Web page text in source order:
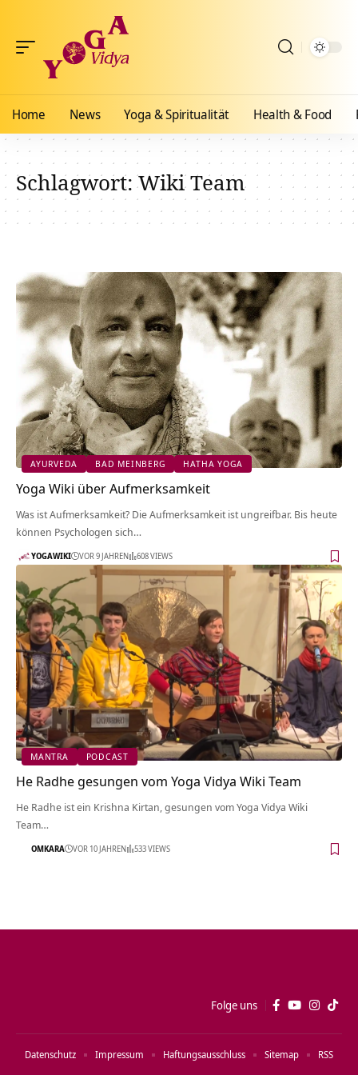
Home News Yoga & Spiritualität Health & Food
Schlagwort:Wiki Team
AYURVEDA BAD MEINBERG HATHA YOGA
Yoga Wiki über Aufmerksamkeit
Was ist Aufmerksamkeit? Die Aufmerksamkeit ist ungreifbar. Bis heute
können Psychologen sich…
YOGAWIKI VOR 9 JAHREN 608 VIEWS
MANTRA PODCAST
He Radhe gesungen vom Yoga Vidya Wiki Team
He Radhe ist ein Krishna Kirtan, gesungen vom Yoga Vidya Wiki
Team…
OMKARA VOR 10 JAHREN 533 VIEWS
Folge uns
Datenschutz Impressum Haftungsausschluss Sitemap RSS